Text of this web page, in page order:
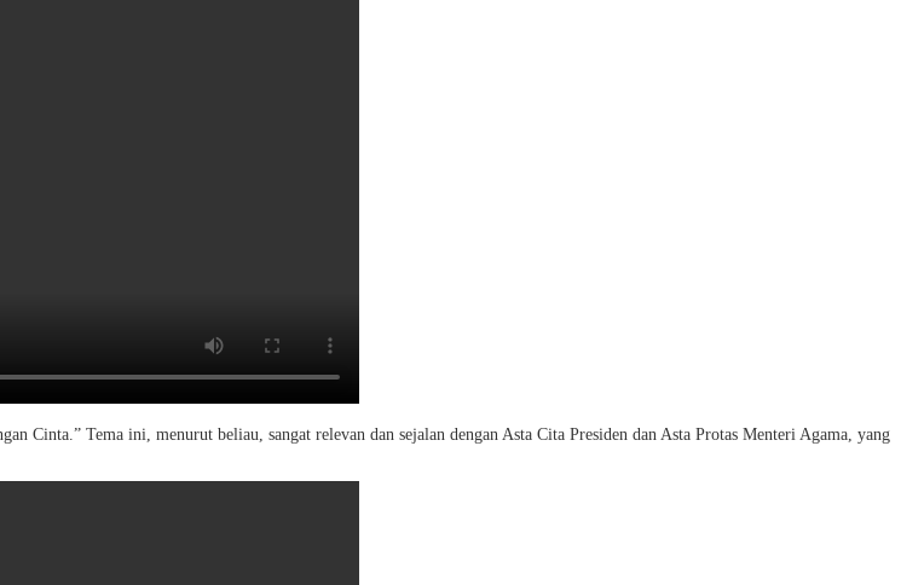
Cinta.” Tema ini, menurut beliau, sangat relevan dan sejalan dengan Asta Cita Presiden dan Asta Protas Menteri Agama, yang